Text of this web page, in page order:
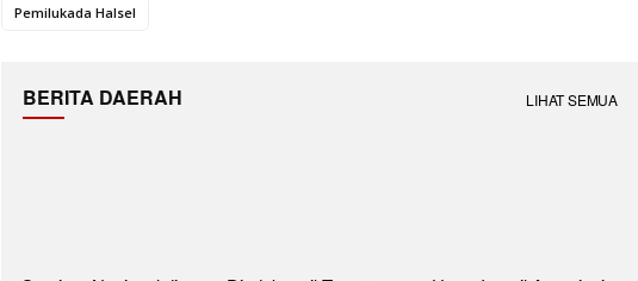
Pemilukada Halsel
BERITA DAERAH LIHAT SEMUA